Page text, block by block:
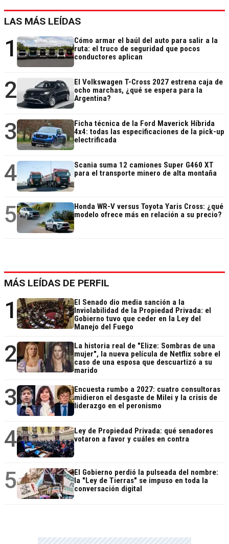
LAS MÁS LEÍDAS
1
Cómo armar el baúl del auto para salir a la
ruta: el truco de seguridad que pocos
conductores aplican
2
El Volkswagen T-Cross 2027 estrena caja de
ocho marchas, ¿qué se espera para la
Argentina?
3
Ficha técnica de la Ford Maverick Híbrida
4x4: todas las especificaciones de la pick-up
electrificada
4
Scania suma 12 camiones Super G460 XT
para el transporte minero de alta montaña
5
Honda WR-V versus Toyota Yaris Cross: ¿qué
modelo ofrece más en relación a su precio?
MÁS LEÍDAS DE PERFIL
1
El Senado dio media sanción a la
Inviolabilidad de la Propiedad Privada: el
Gobierno tuvo que ceder en la Ley del
Manejo del Fuego
2
La historia real de "Elize: Sombras de una
mujer", la nueva película de Netflix sobre el
caso de una esposa que descuartizó a su
marido
3
Encuesta rumbo a 2027: cuatro consultoras
midieron el desgaste de Milei y la crisis de
liderazgo en el peronismo
4
Ley de Propiedad Privada: qué senadores
votaron a favor y cuáles en contra
5
El Gobierno perdió la pulseada del nombre:
la "Ley de Tierras" se impuso en toda la
conversación digital